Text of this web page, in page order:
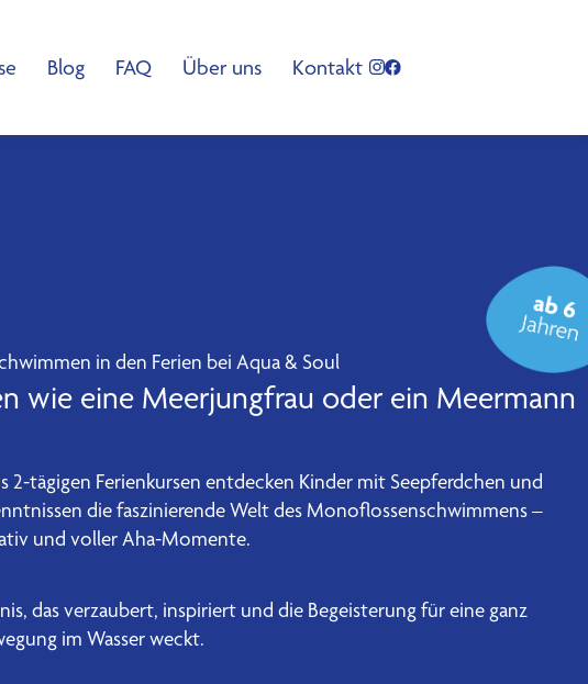
Blog FAQ Über uns Kontakt
in den Ferien bei Aqua & Soul
wie eine Meerjungfrau oder ein Meermann
2-tägigen Ferienkursen entdecken Kinder mit Seepferdchen und
die faszinierende Welt des Monoflossenschwimmens –
und voller Aha-Momente.
das verzaubert, inspiriert und die Begeisterung für eine ganz
im Wasser weckt.